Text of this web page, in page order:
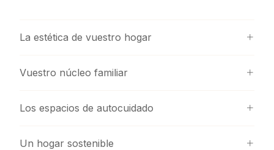
La estética de vuestro hogar
Vuestro núcleo familiar
Los espacios de autocuidado
Un hogar sostenible